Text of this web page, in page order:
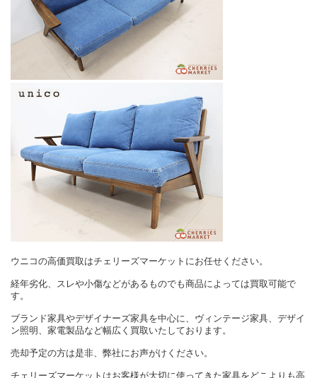
ウニコの高価買取はチェリーズマーケットにお任せください。
経年劣化、スレや小傷などがあるものでも商品によっては買取可能で
す。
ブランド家具やデザイナーズ家具を中心に、ヴィンテージ家具、デザイ
ン照明、家電製品など幅広く買取いたしております。
売却予定の方は是非、弊社にお声がけください。
チェリーズマーケットはお客様が大切に使ってきた家具をどこよりも高